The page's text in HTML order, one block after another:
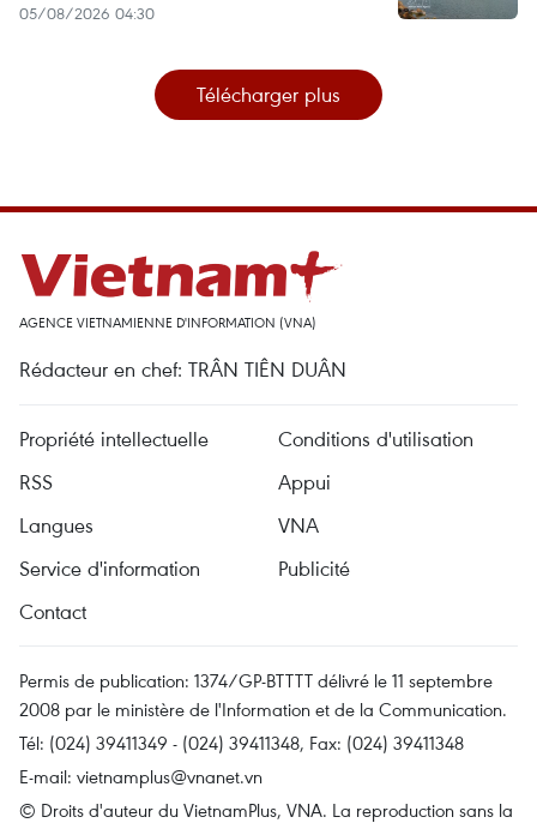
05/08/2026 04:30
Télécharger plus
AGENCE VIETNAMIENNE D'INFORMATION (VNA)
Rédacteur en chef: TRÂN TIÊN DUÂN
Propriété intellectuelle
Conditions d'utilisation
RSS
Appui
Langues
VNA
Service d'information
Publicité
Contact
Permis de publication: 1374/GP-BTTTT délivré le 11 septembre
2008 par le ministère de l'Information et de la Communication.
Tél: (024) 39411349 - (024) 39411348, Fax: (024) 39411348
E-mail: vietnamplus@vnanet.vn
© Droits d'auteur du VietnamPlus, VNA. La reproduction sans la